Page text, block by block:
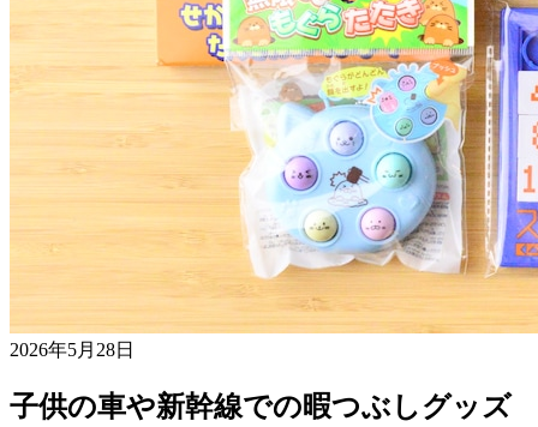
2026年5月28日
子供の車や新幹線での暇つぶしグッズ